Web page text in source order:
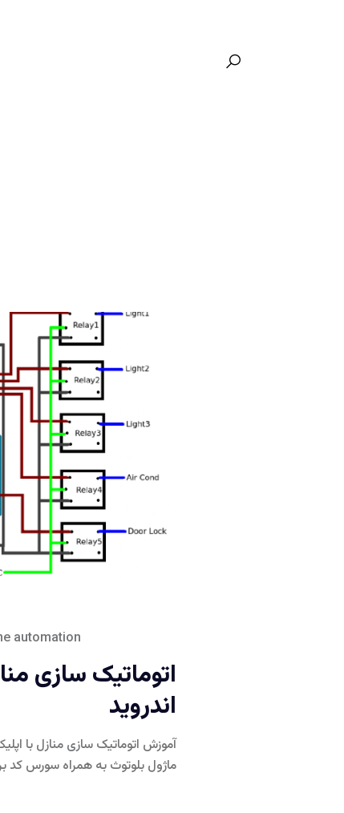
automation
اتوماتیک سازی
اندروید
ماژول بلوتوث به همراه سورس کد